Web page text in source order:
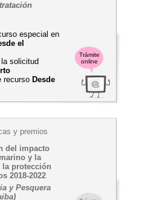
Trámite
online
especial en
el
solicitud
recurso Desde
y premios
del impacto
y la
la protección
2018-2022
y Pesquera